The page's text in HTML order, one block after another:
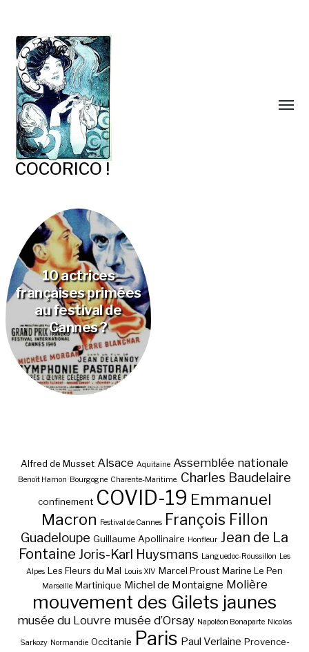
COCORICO !
10 actrices
françaises primées
au festival de
Cannes ?
Alfred de Musset Alsace Aquitaine Assemblée nationale
Benoît Hamon Bourgogne Charente-Maritime. Charles Baudelaire
confinement COVID-19 Emmanuel
Macron
Festival de Cannes François Fillon
Guadeloupe Guillaume Apollinaire Honfleur Jean de La
Fontaine Joris-Karl Huysmans Languedoc-Roussillon Les
Alpes Les Fleurs du Mal Louis XIV Marcel Proust Marine Le Pen
Marseille Martinique Michel de Montaigne Molière
mouvement des Gilets jaunes
musée du Louvre musée d’Orsay Napoléon Bonaparte Nicolas
Sarkozy Normandie Occitanie Paris Paul Verlaine Provence-